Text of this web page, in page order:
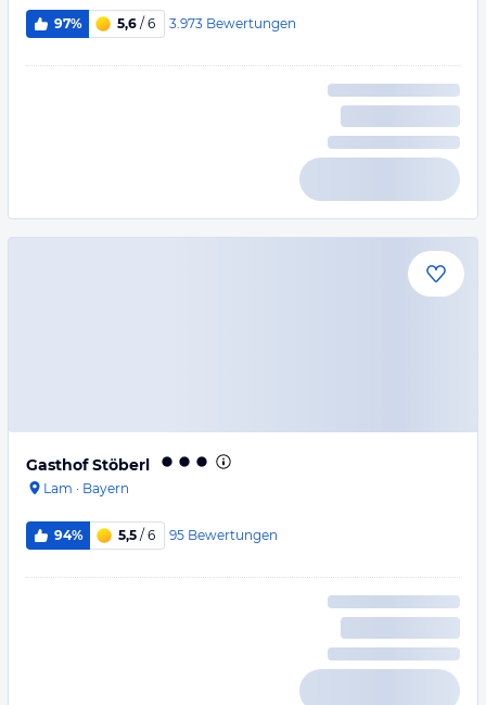
97% 5,6 / 6 3.973 Bewertungen
Gasthof Stöberl
Lam · Bayern
94% 5,5 / 6 95 Bewertungen